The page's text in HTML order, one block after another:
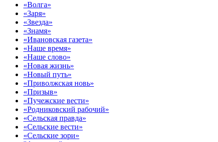
«Волга»
«Заря»
«Звезда»
«Знамя»
«Ивановская газета»
«Наше время»
«Наше слово»
«Новая жизнь»
«Новый путь»
«Приволжская новь»
«Призыв»
«Пучежские вести»
«Родниковский рабочий»
«Сельская правда»
«Сельские вести»
«Сельские зори»